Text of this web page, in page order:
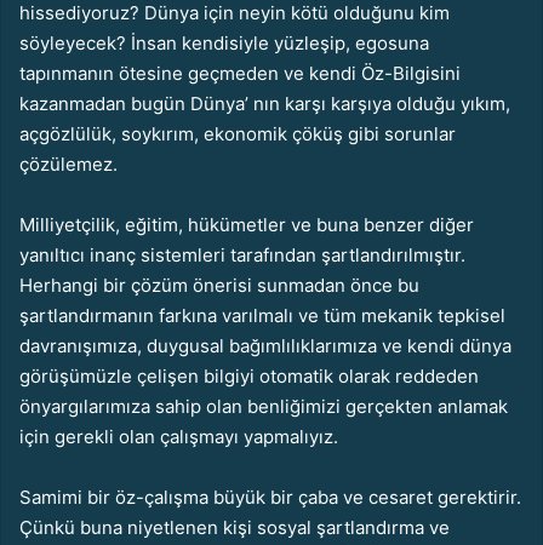
hissediyoruz? Dünya için neyin kötü olduğunu kim
söyleyecek? İnsan kendisiyle yüzleşip, egosuna
tapınmanın ötesine geçmeden ve kendi Öz-Bilgisini
kazanmadan bugün Dünya’ nın karşı karşıya olduğu yıkım,
açgözlülük, soykırım, ekonomik çöküş gibi sorunlar
çözülemez.
Milliyetçilik, eğitim, hükümetler ve buna benzer diğer
yanıltıcı inanç sistemleri tarafından şartlandırılmıştır.
Herhangi bir çözüm önerisi sunmadan önce bu
şartlandırmanın farkına varılmalı ve tüm mekanik tepkisel
davranışımıza, duygusal bağımlılıklarımıza ve kendi dünya
görüşümüzle çelişen bilgiyi otomatik olarak reddeden
önyargılarımıza sahip olan benliğimizi gerçekten anlamak
için gerekli olan çalışmayı yapmalıyız.
Samimi bir öz-çalışma büyük bir çaba ve cesaret gerektirir.
Çünkü buna niyetlenen kişi sosyal şartlandırma ve